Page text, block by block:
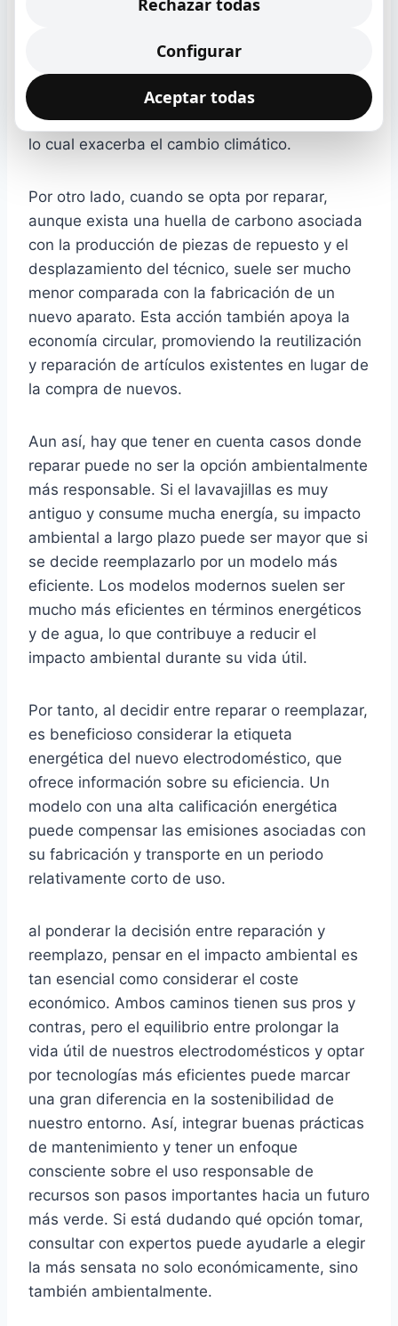
recursos naturales, desde la extracción de
materias primas hasta su ensamblaje y
distribución. Todo este proceso contribuye a
las emisiones de gases de efecto invernadero,
lo cual exacerba el cambio climático.
Por otro lado, cuando se opta por reparar,
aunque exista una huella de carbono asociada
con la producción de piezas de repuesto y el
desplazamiento del técnico, suele ser mucho
menor comparada con la fabricación de un
nuevo aparato. Esta acción también apoya la
economía circular, promoviendo la reutilización
y reparación de artículos existentes en lugar de
la compra de nuevos.
Aun así, hay que tener en cuenta casos donde
reparar puede no ser la opción ambientalmente
más responsable. Si el lavavajillas es muy
antiguo y consume mucha energía, su impacto
ambiental a largo plazo puede ser mayor que si
se decide reemplazarlo por un modelo más
eficiente. Los modelos modernos suelen ser
mucho más eficientes en términos energéticos
y de agua, lo que contribuye a reducir el
impacto ambiental durante su vida útil.
Por tanto, al decidir entre reparar o reemplazar,
es beneficioso considerar la etiqueta
energética del nuevo electrodoméstico, que
ofrece información sobre su eficiencia. Un
modelo con una alta calificación energética
puede compensar las emisiones asociadas con
su fabricación y transporte en un periodo
relativamente corto de uso.
al ponderar la decisión entre reparación y
reemplazo, pensar en el impacto ambiental es
tan esencial como considerar el coste
económico. Ambos caminos tienen sus pros y
contras, pero el equilibrio entre prolongar la
vida útil de nuestros electrodomésticos y optar
por tecnologías más eficientes puede marcar
una gran diferencia en la sostenibilidad de
nuestro entorno. Así, integrar buenas prácticas
de mantenimiento y tener un enfoque
consciente sobre el uso responsable de
recursos son pasos importantes hacia un futuro
más verde. Si está dudando qué opción tomar,
consultar con expertos puede ayudarle a elegir
la más sensata no solo económicamente, sino
también ambientalmente.
Rechazar todas
Configurar
Aceptar todas